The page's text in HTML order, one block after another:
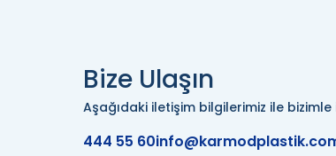
Bize Ulaşın
Aşağıdaki iletişim bilgilerimiz ile
444 55 60